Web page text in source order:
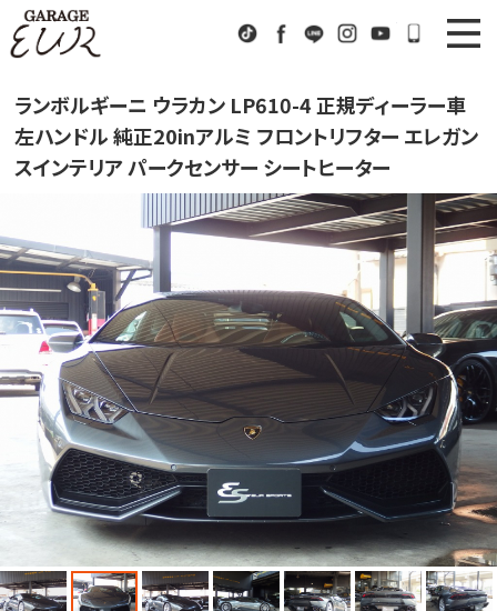
TikTokFacebook
LINE InstagramYoutube072-
News
ニュース
Stock List
在庫車情報
EUR Sports
Factory
工場紹介
Company
会社概要
Access
アクセス
Contact us
お問い合わせ
ランボルギーニ ウラカン LP610-4 正規ディーラー車
左ハンドル 純正20inアルミ フロントリフター エレガン
スインテリア パークセンサー シートヒーター